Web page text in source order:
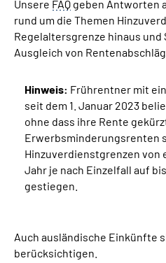
Suche
Language
Leichte Sprache
Mein
Unsere FAQ geben Antworten
rund um die Themen
Regelaltersgrenze hinaus und
Ausgleich von
Hinweis: Frührentner mit
seit dem 1. Januar 2023
ohne dass ihre Rente
Erwerbsminderungsrenten
Hinzuverdienstgrenzen von
Jahr je nach Einzelfall auf
gestiegen.
Auch ausländische Einkünfte
berücksichtigen.